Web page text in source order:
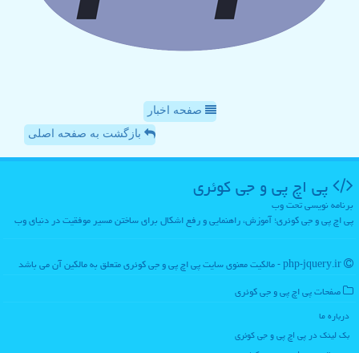
صفحه اخبار
بازگشت به صفحه اصلی
پی اچ پی و جی كوئری
برنامه نویسی تحت وب
پی اچ پی و جی کوئری؛ آموزش، راهنمایی و رفع اشکال برای ساختن مسیر موفقیت در دنیای وب
صفحات پی اچ پی و جی كوئری
درباره ما
بک لینک در پی اچ پی و جی كوئری